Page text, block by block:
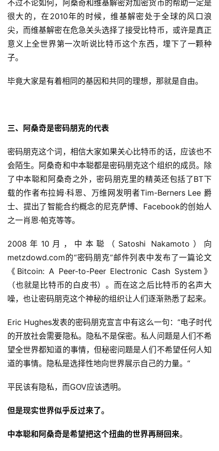
不过不论如何，阿桑奇和维基解密对加密货币的帮助一定是
很大的，在2010年的时候，维基解密处于全球的风口浪
尖，而维基解密在危急关头选择了接受比特币，或许是真正
意义上全世界第一次听说比特币这个东西，埋下了一颗种
子。
毕竟大家是有着相同的基因和共同的理想，那就是自由。
三、阿桑奇是密码朋克的代表
密码朋克这个词，相信大家如果关心比特币的话，应该也不
会陌生。阿桑奇和中本聪都是密码朋克这个组织的成员。除
了中本聪和阿桑奇之外，密码朋克里的精英还包括了BT下
载的作者布拉姆·科恩、万维网发明者Tim-Berners Lee 爵
士、提出了智能合约概念的尼克萨博、Facebook的创始人
之一肖恩·帕克等等。
2008年10月，中本聪（Satoshi Nakamoto）向
metzdowd.com的“密码朋克”邮件列表中发布了一篇论文
《Bitcoin: A Peer-to-Peer Electronic Cash System》
（也就是比特币的白皮书）。而在这之后比特币的名声大
噪，也让密码朋克这个神秘的组织让人们逐渐熟悉了起来。
Eric Hughes发表的密码朋克宣言中有这么一句：“电子时代
的开放社会需要隐私。隐私不是保密。私人问题是人们不希
望全世界都知道的事情，但秘密问题是人们不希望任何人知
道的事情。隐私是选择性地向世界展示自己的力量。“
平民该有隐私，而GOV应该透明。
但是现实世界似乎反过来了。
中本聪和阿桑奇是希望把这个扭曲的世界再掰回来。